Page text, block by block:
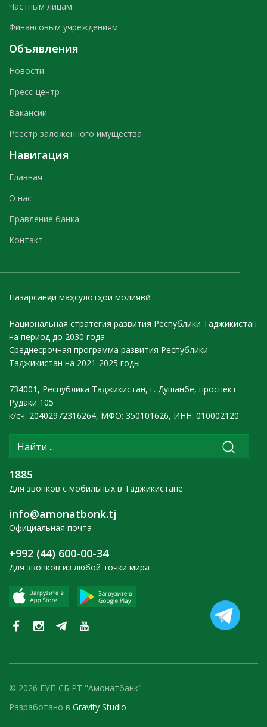
Частным лицам
Финансовым учреждениям
Объявления
Новости
Пресс-центр
Вакансии
Реестр заложенного имущества
Навигация
Главная
О нас
Правление банка
Контакт
Назарсанҷии маҳсулотҳои молиявӣ
Национальная стратегия развития Республики Таджикистан
на период до 2030 года
Среднесрочная программа развития Республики
Таджикистан на 2021-2025 годы
734001, Республика Таджикистан, г. Душанбе, проспект
Рудаки 105
к/сч: 20402972316264, МФО: 350101626, ИНН: 010002120
1885
Для звонков с мобильных в Таджикистане
info@amonatbonk.tj
Официальная почта
+992 (44) 600-00-34
Для звонков из любой точки мира
© 2026 ГУП СБ РТ "Амонатбанк"
Разработано в Gravity Studio